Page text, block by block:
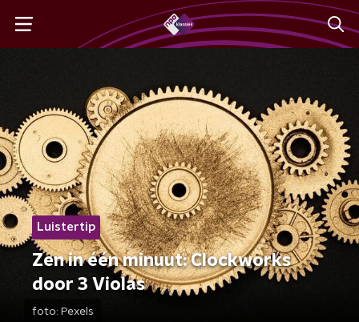
Luistertip
Zen in één minuut: Clockworks
door 3 Violas
foto: Pexels